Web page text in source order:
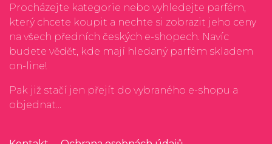
Procházejte kategorie nebo vyhledejte parfém,
který chcete koupit a nechte si zobrazit jeho ceny
na všech předních českých e-shopech. Navíc
budete vědět, kde mají hledaný parfém skladem
on-line!
Pak již stačí jen přejít do vybraného e-shopu a
objednat...